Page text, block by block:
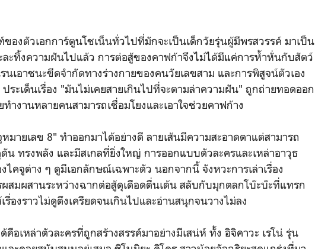
องตัวเอกการ์ตูนโชเน็นทั่วไปที่มักจะเป็นเด็กวัยรุ่นผู้มีพรสวรรค์ มาเป็น
ะทิ้งความฝันไปแล้ว การต่อสู้ของคาฟก้าจึงไม่ได้มีแค่การห้ำหั่นกับสัตว์
เอาชนะขีดจำกัดทางร่างกายของคนวัยเลขสาม และการพิสูจน์ตัวเอง
ระเด็นเรื่อง "มันไม่เคยสายเกินไปที่จะตามล่าความฝัน" ถูกถ่ายทอดออก
ำงานหลายคนสามารถเชื่อมโยงและเอาใจช่วยคาฟก้าง
หมายเลข 8" ทำออกมาได้อย่างดี ลายเส้นมีความสะอาดตาแต่สามารถ
ทรงพลัง และมีสเกลที่ยิ่งใหญ่ การออกแบบตัวละครและเหล่าอาวุธ
คจูต่าง ๆ ดูมีเอกลักษณ์เฉพาะตัว นอกจากนี้ จังหวะการเล่าเรื่อง
ผสมผสานระหว่างฉากต่อสู้ดุเดือดตื่นเต้น สลับกับมุกตลกโบ๊ะบ๊ะที่แทรก
รื่องราวไม่ดูตึงเครียดจนเกินไปและอ่านสนุกจนวางไม่ลง
อเหล่าตัวละครที่ถูกสร้างสรรค์มาอย่างมีเสน่ห์ ทั้ง อิจิคาวะ เรโน่ รุ่น